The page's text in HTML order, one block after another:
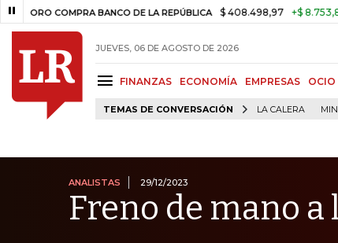
COMPRA BANCO DE LA REPÚBLICA $ 408.498,97 +$ 8.753,81 +2,19%
JUEVES, 06 DE AGOSTO DE 2026
FINANZAS ECONOMÍA EMPRESAS OCIO
TEMAS DE CONVERSACIÓN LA CALERA
ANALISTAS 29/12/2023
Freno de mano a